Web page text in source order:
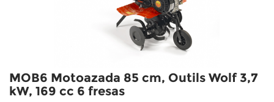
MOB6 Motoazada 85 cm, Outils Wolf 3,7
kW, 169 cc 6 fresas